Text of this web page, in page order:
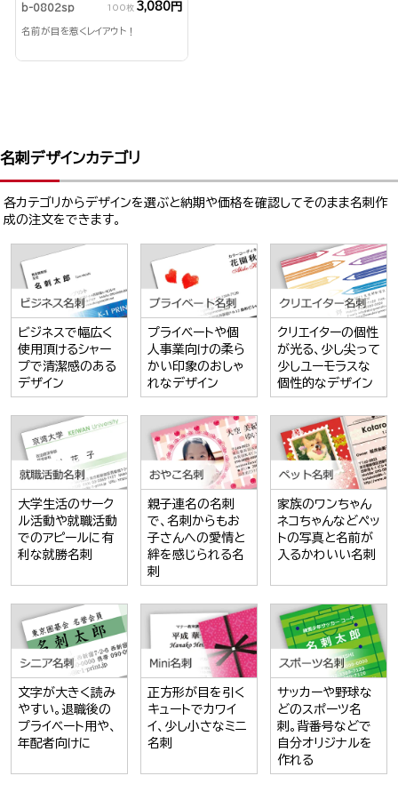
b-0802sp 100枚 3,080円
名前が目を惹くレイアウト！
名刺デザインカテゴリ
各カテゴリからデザインを選ぶと納期や価格を確認してそのまま名刺作
成の注文をできます。
ビジネスで幅広く
使用頂けるシャー
プで清潔感のある
デザイン
プライベートや個
人事業向けの柔ら
かい印象のおしゃ
れなデザイン
クリエイターの個性
が光る、少し尖って
少しユーモラスな
個性的なデザイン
大学生活のサーク
ル活動や就職活動
でのアピールに有
利な就勝名刺
親子連名の名刺
で、名刺からもお
子さんへの愛情と
絆を感じられる名
刺
家族のワンちゃん
ネコちゃんなどペッ
トの写真と名前が
入るかわいい名刺
文字が大きく読み
やすい。退職後の
プライベート用や、
年配者向けに
正方形が目を引く
キュートでカワイ
イ、少し小さなミニ
名刺
サッカーや野球な
どのスポーツ名
刺。背番号などで
自分オリジナルを
作れる